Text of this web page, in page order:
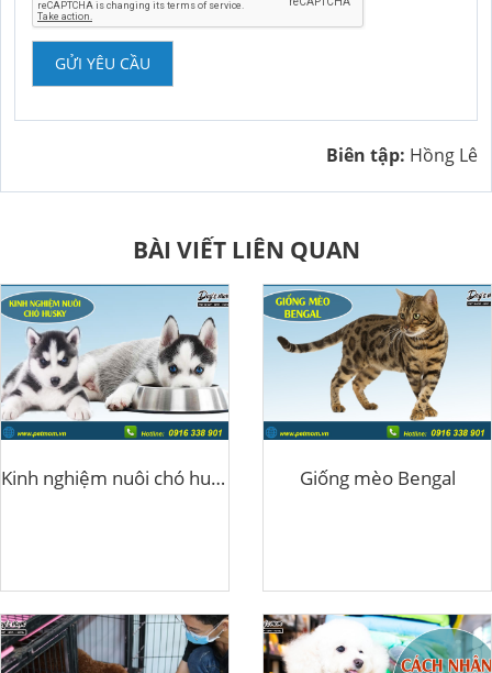
GỬI YÊU CẦU
Biên tập: Hồng Lê
BÀI VIẾT LIÊN QUAN
Kinh nghiệm nuôi chó husky Giống mèo Bengal